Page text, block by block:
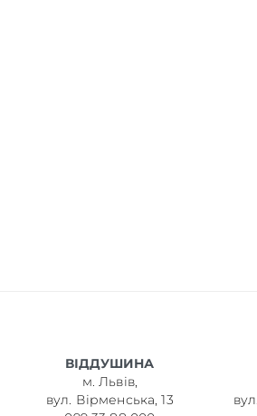
ВІДДУШИНА
м. Львів,
вул. Вірменська, 13